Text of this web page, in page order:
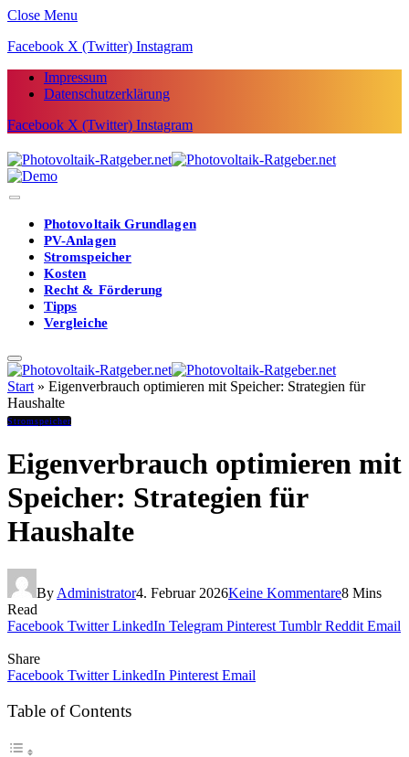
Close Menu
Facebook X (Twitter) Instagram
Impressum
Datenschutzerklärung
Facebook X (Twitter) Instagram
Photovoltaik Grundlagen
PV-Anlagen
Stromspeicher
Kosten
Recht & Förderung
Tipps
Vergleiche
Start » Eigenverbrauch optimieren mit Speicher: Strategien für
Haushalte
Stromspeicher
Eigenverbrauch optimieren mit
Speicher: Strategien für
Haushalte
By Administrator4. Februar 2026Keine Kommentare8 Mins
Read
Facebook Twitter LinkedIn Telegram Pinterest Tumblr Reddit Email
Share
Facebook Twitter LinkedIn Pinterest Email
Table of Contents